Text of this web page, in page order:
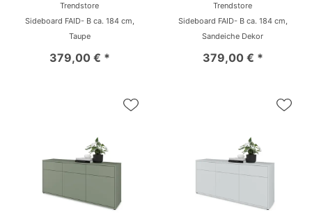
Trendstore
Sideboard FAID- B ca. 184 cm,
Taupe
379,00 € *
Trendstore
Sideboard FAID- B ca. 184 cm,
Sandeiche Dekor
379,00 € *